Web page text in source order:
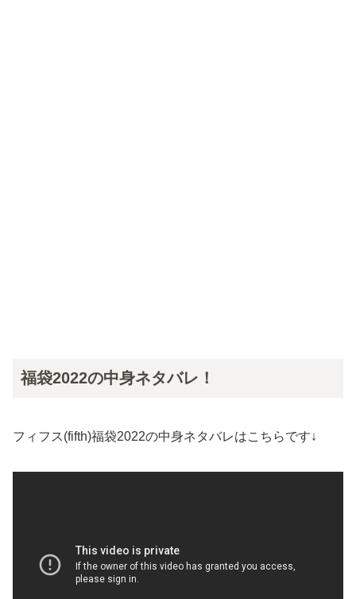
福袋2022の中身ネタバレ！
フィフス(fifth)福袋2022の中身ネタバレはこちらです↓